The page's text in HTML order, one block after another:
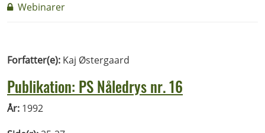
Webinarer
Forfatter(e): Kaj Østergaard
Publikation: PS Nåledrys nr. 16
År: 1992